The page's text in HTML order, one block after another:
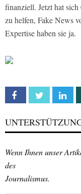
finanziell. Jetzt hat
zu helfen, Fake News
Expertise haben sie ja.
Facebook Twitter
Wenn Ihnen unser
des
Journalismus.